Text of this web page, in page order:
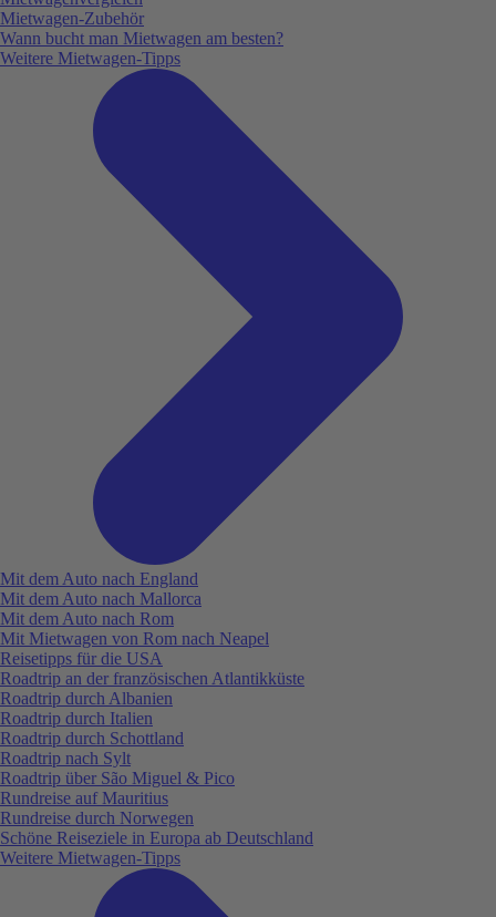
Mietwagen-Zubehör
Wann bucht man Mietwagen am besten?
Weitere Mietwagen-Tipps
Mit dem Auto nach England
Mit dem Auto nach Mallorca
Mit dem Auto nach Rom
Mit Mietwagen von Rom nach Neapel
Reisetipps für die USA
Roadtrip an der französischen Atlantikküste
Roadtrip durch Albanien
Roadtrip durch Italien
Roadtrip durch Schottland
Roadtrip nach Sylt
Roadtrip über São Miguel & Pico
Rundreise auf Mauritius
Rundreise durch Norwegen
Schöne Reiseziele in Europa ab Deutschland
Weitere Mietwagen-Tipps